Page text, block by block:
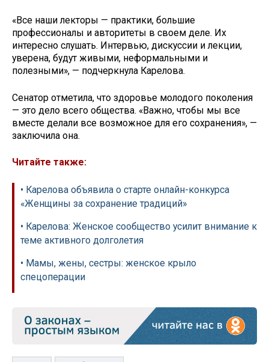
«Все наши лекторы — практики, большие
профессионалы и авторитеты в своем деле. Их
интересно слушать. Интервью, дискуссии и лекции,
уверена, будут живыми, неформальными и
полезными», — подчеркнула Карелова.
Сенатор отметила, что здоровье молодого поколения
— это дело всего общества. «Важно, чтобы мы все
вместе делали все возможное для его сохранения», —
заключила она.
Читайте также:
• Карелова объявила о старте онлайн-конкурса
«Женщины за сохранение традиций»
• Карелова: Женское сообщество усилит внимание к
теме активного долголетия
• Мамы, жены, сестры: женское крыло
спецоперации